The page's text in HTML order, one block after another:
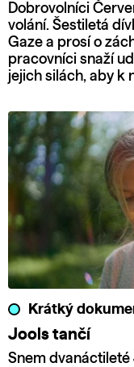
Dobrovolníci
volání. Šestiletá
Gaze a prosí o
pracovníci snaží
jejich silách, aby k
Krátký
Jools tančí
Snem dvanáctileté